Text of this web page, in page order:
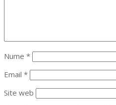
Nume *
Email *
Site web